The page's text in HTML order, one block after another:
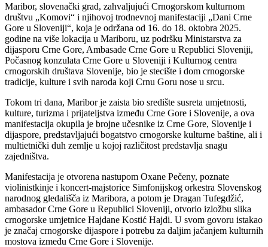
Maribor, slovenački grad, zahvaljujući Crnogorskom kulturnom
društvu „Komovi“ i njihovoj trodnevnoj manifestaciji „Dani Crne
Gore u Sloveniji“, koja je održana od 16. do 18. oktobra 2025.
godine na više lokacija u Mariboru, uz podršku Ministarstva za
dijasporu Crne Gore, Ambasade Crne Gore u Republici Sloveniji,
Počasnog konzulata Crne Gore u Sloveniji i Kulturnog centra
crnogorskih društava Slovenije, bio je stecište i dom crnogorske
tradicije, kulture i svih naroda koji Crnu Goru nose u srcu.
Tokom tri dana, Maribor je zaista bio središte susreta umjetnosti,
kulture, turizma i prijateljstva između Crne Gore i Slovenije, a ova
manifestacija okupila je brojne učesnike iz Crne Gore, Slovenije i
dijaspore, predstavljajući bogatstvo crnogorske kulturne baštine, ali i
multietnički duh zemlje u kojoj različitost predstavlja snagu
zajedništva.
Manifestacija je otvorena nastupom Oxane Pečeny, poznate
violinistkinje i koncert-majstorice Simfonijskog orkestra Slovenskog
narodnog gledališča iz Maribora, a potom je Dragan Tufegdžić,
ambasador Crne Gore u Republici Sloveniji, otvorio izložbu slika
crnogorske umjetnice Hajdane Kostić Hajdi. U svom govoru istakao
je značaj crnogorske dijaspore i potrebu za daljim jačanjem kulturnih
mostova između Crne Gore i Slovenije.